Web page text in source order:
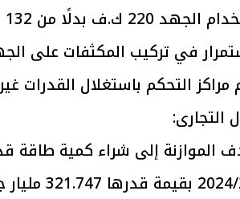
في تركيب المكثفات على
مراكز التحكم باستغلال القدرات
التجارى:
321.747 مليار جنيه.
خطيرة على
وأسعار الوقود حال
في الشرق الأوسط
رئيس
بتنفيذ
سكنية
30 مارس 2026 04:40 م